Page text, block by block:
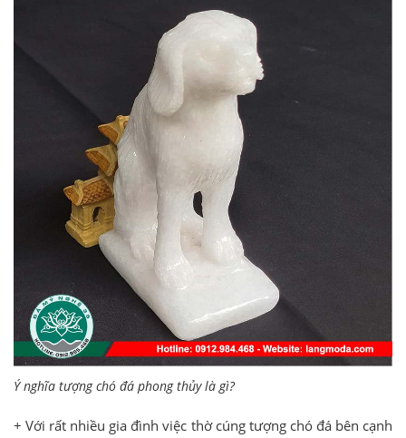
Ý nghĩa tượng chó đá phong thủy là gì?
+ Với rất nhiều gia đình việc thờ cúng tượng chó đá bên cạnh